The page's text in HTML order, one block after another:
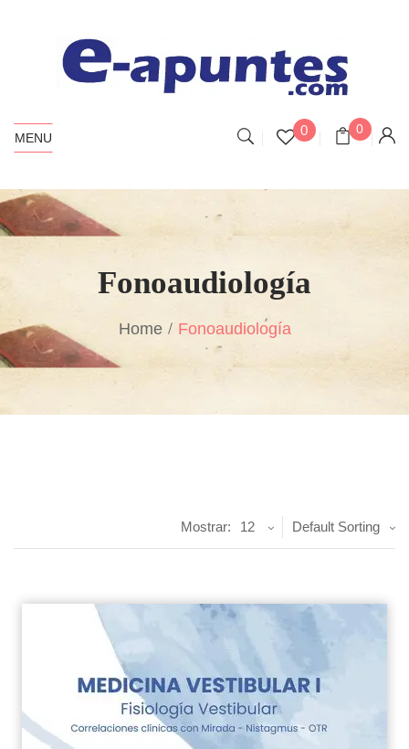
MENU 0 0
Fonoaudiología
Home Fonoaudiología
Default Sorting
Mostrar: 12